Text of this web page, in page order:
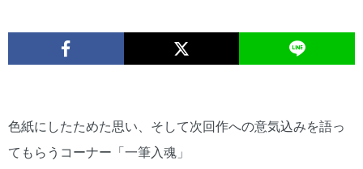
色紙にしたためた思い、そして次回作への意気込みを語っ
てもらうコーナー「一筆入魂」